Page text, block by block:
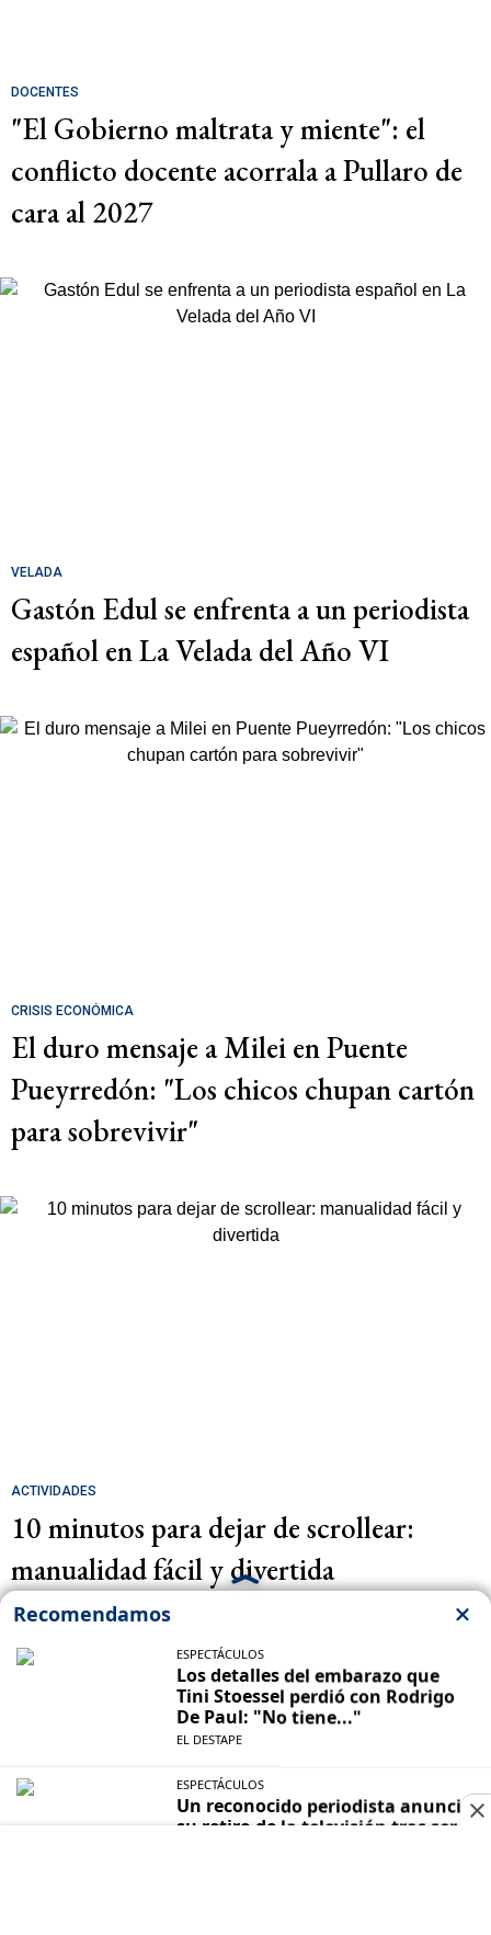
DOCENTES
"El Gobierno maltrata y miente": el
conflicto docente acorrala a Pullaro de
cara al 2027
VELADA
Gastón Edul se enfrenta a un periodista
español en La Velada del Año VI
CRISIS ECONÓMICA
El duro mensaje a Milei en Puente
Pueyrredón: "Los chicos chupan cartón
para sobrevivir"
ACTIVIDADES
10 minutos para dejar de scrollear:
manualidad fácil y divertida